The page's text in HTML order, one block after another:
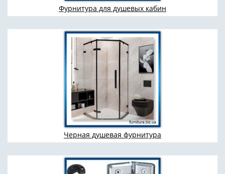
Фурнитура для душевых кабин
Черная душевая фурнитура